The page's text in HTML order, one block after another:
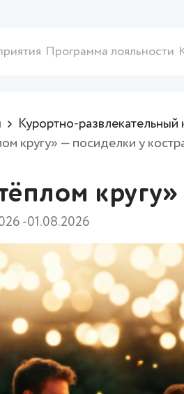
Программа лояльности
Курортно-
кругу» — посиделки у
-01.08.2026